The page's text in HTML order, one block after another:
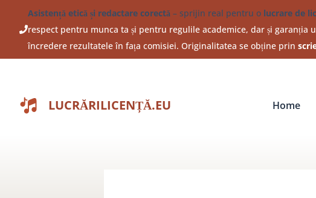
conținut
Asistență etică și redactare corectă– sprijin real pentru o lucrare de
respect pentru munca ta și pentru regulile academice, dar și garanția
încredere rezultatele în fața comisiei. Originalitatea se obține prin
LUCRĂRILICENȚĂ.EU Home